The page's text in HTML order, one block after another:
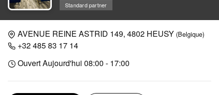
Standard partner
AVENUE REINE ASTRID 149, 4802 HEUSY (Belgique)
+32 485 83 17 14
Ouvert Aujourd'hui 08:00 - 17:00